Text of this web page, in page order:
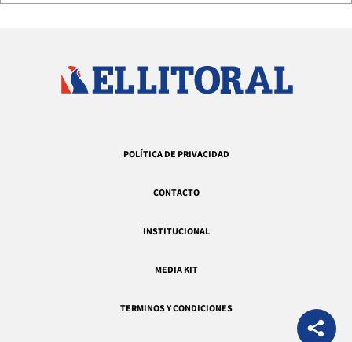
POLÍTICA DE PRIVACIDAD
CONTACTO
INSTITUCIONAL
MEDIA KIT
TERMINOS Y CONDICIONES